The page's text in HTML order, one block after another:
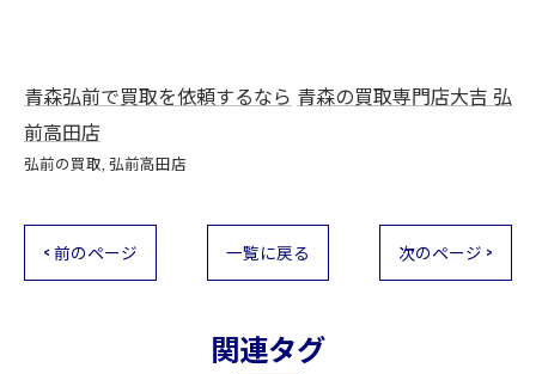
青森弘前で買取を依頼するなら 青森の買取専門店大吉 弘
前高田店
弘前の買取 弘前高田店
< 前のページ 一覧に戻る 次のページ >
関連タグ